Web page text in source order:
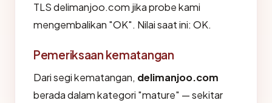
TLS delimanjoo.com jika probe kami
mengembalikan "OK". Nilai saat ini: OK.
Pemeriksaan kematangan
Dari segi kematangan, delimanjoo.com
berada dalam kategori "mature" — sekitar